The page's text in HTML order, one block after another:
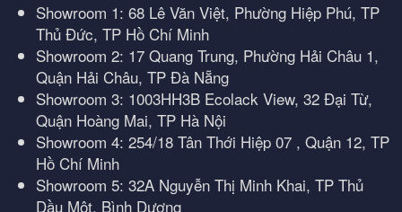
Showroom 1: 68 Lê Văn Việt, Phường Hiệp Phú, TP
Thủ Đức, TP Hồ Chí Minh
Showroom 2: 17 Quang Trung, Phường Hải Châu 1,
Quận Hải Châu, TP Đà Nẵng
Showroom 3: 1003HH3B Ecolack View, 32 Đại Từ,
Quận Hoàng Mai, TP Hà Nội
Showroom 4: 254/18 Tân Thới Hiệp 07 , Quận 12, TP
Hồ Chí Minh
Showroom 5: 32A Nguyễn Thị Minh Khai, TP Thủ
Dầu Một, Bình Dương